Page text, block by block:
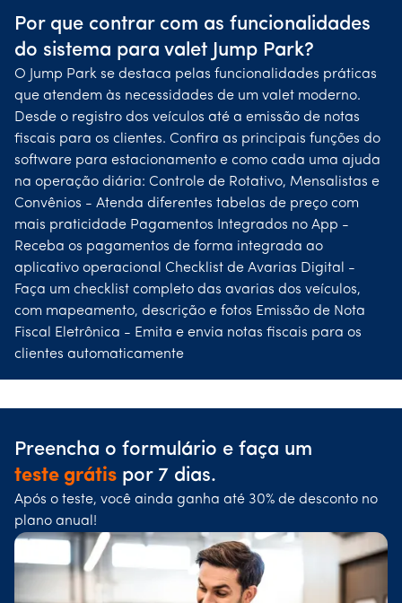
Por que contrar com as funcionalidades
do sistema para valet Jump Park?
O Jump Park se destaca pelas funcionalidades práticas
que atendem às necessidades de um valet moderno.
Desde o registro dos veículos até a emissão de notas
fiscais para os clientes. Confira as principais funções do
software para estacionamento e como cada uma ajuda
na operação diária: Controle de Rotativo, Mensalistas e
Convênios - Atenda diferentes tabelas de preço com
mais praticidade Pagamentos Integrados no App -
Receba os pagamentos de forma integrada ao
aplicativo operacional Checklist de Avarias Digital -
Faça um checklist completo das avarias dos veículos,
com mapeamento, descrição e fotos Emissão de Nota
Fiscal Eletrônica - Emita e envia notas fiscais para os
clientes automaticamente
Preencha o formulário e faça um
teste grátis por 7 dias.
Após o teste, você ainda ganha até 30% de desconto no
plano anual!